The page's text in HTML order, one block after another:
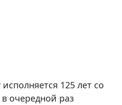
125 лет со
очередной раз